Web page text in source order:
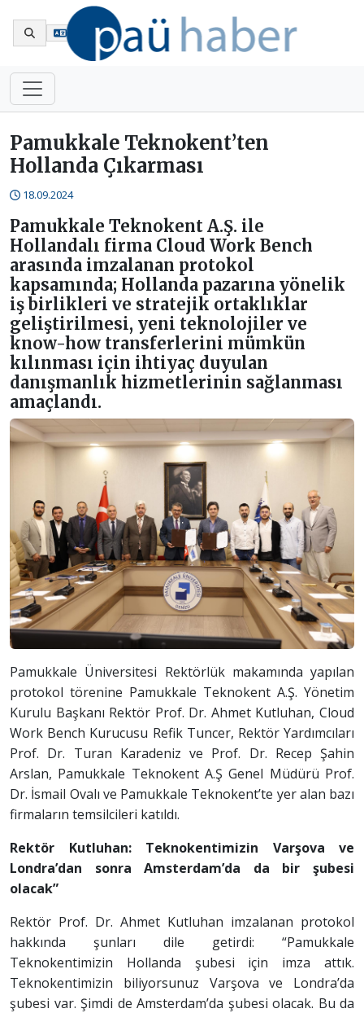
Pamukkale Teknokent’ten
Hollanda Çıkarması
18.09.2024
Pamukkale Teknokent A.Ş. ile
Hollandalı firma Cloud Work Bench
arasında imzalanan protokol
kapsamında; Hollanda pazarına yönelik
iş birlikleri ve stratejik ortaklıklar
geliştirilmesi, yeni teknolojiler ve
know-how transferlerini mümkün
kılınması için ihtiyaç duyulan
danışmanlık hizmetlerinin sağlanması
amaçlandı.
Pamukkale Üniversitesi Rektörlük makamında yapılan
protokol törenine Pamukkale Teknokent A.Ş. Yönetim
Kurulu Başkanı Rektör Prof. Dr. Ahmet Kutluhan, Cloud
Work Bench Kurucusu Refik Tuncer, Rektör Yardımcıları
Prof. Dr. Turan Karadeniz ve Prof. Dr. Recep Şahin
Arslan, Pamukkale Teknokent A.Ş Genel Müdürü Prof.
Dr. İsmail Ovalı ve Pamukkale Teknokent’te yer alan bazı
firmaların temsilcileri katıldı.
Rektör Kutluhan: Teknokentimizin Varşova ve
Londra’dan sonra Amsterdam’da da bir şubesi
olacak”
Rektör Prof. Dr. Ahmet Kutluhan imzalanan protokol
hakkında şunları dile getirdi: “Pamukkale
Teknokentimizin Hollanda şubesi için imza attık.
Teknokentimizin biliyorsunuz Varşova ve Londra’da
şubesi var. Şimdi de Amsterdam’da şubesi olacak. Bu da